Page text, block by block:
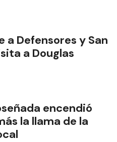
a Defensores y San
a Douglas
encendió
la llama de la